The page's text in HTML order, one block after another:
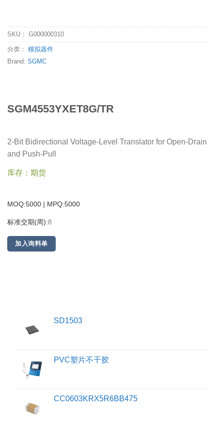
SKU： G000000310
分类： 模拟器件
Brand: SGMC
SGM4553YXET8G/TR
2-Bit Bidirectional Voltage-Level Translator for Open-Drain
and Push-Pull
库存：期货
MOQ:5000 | MPQ:5000
标准交期(周):8
加入询料单
SD1503
PVC塑片不干胶
CC0603KRX5R6BB475